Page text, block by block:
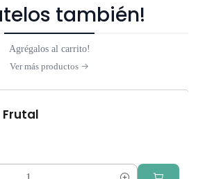
también!
Agrégalos al carrito!
Ver más productos
Frutal